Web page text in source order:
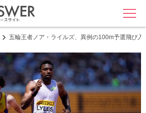
MENU
五輪王者ノア・ライルズ、異例の100m予選飛び